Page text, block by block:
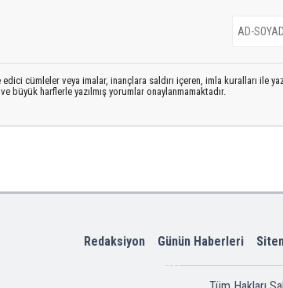
cümleler veya imalar, inançlara saldırı içeren, imla kuralları ile
büyük harflerle yazılmış yorumlar onaylanmamaktadır.
Redaksiyon Günün Haberleri